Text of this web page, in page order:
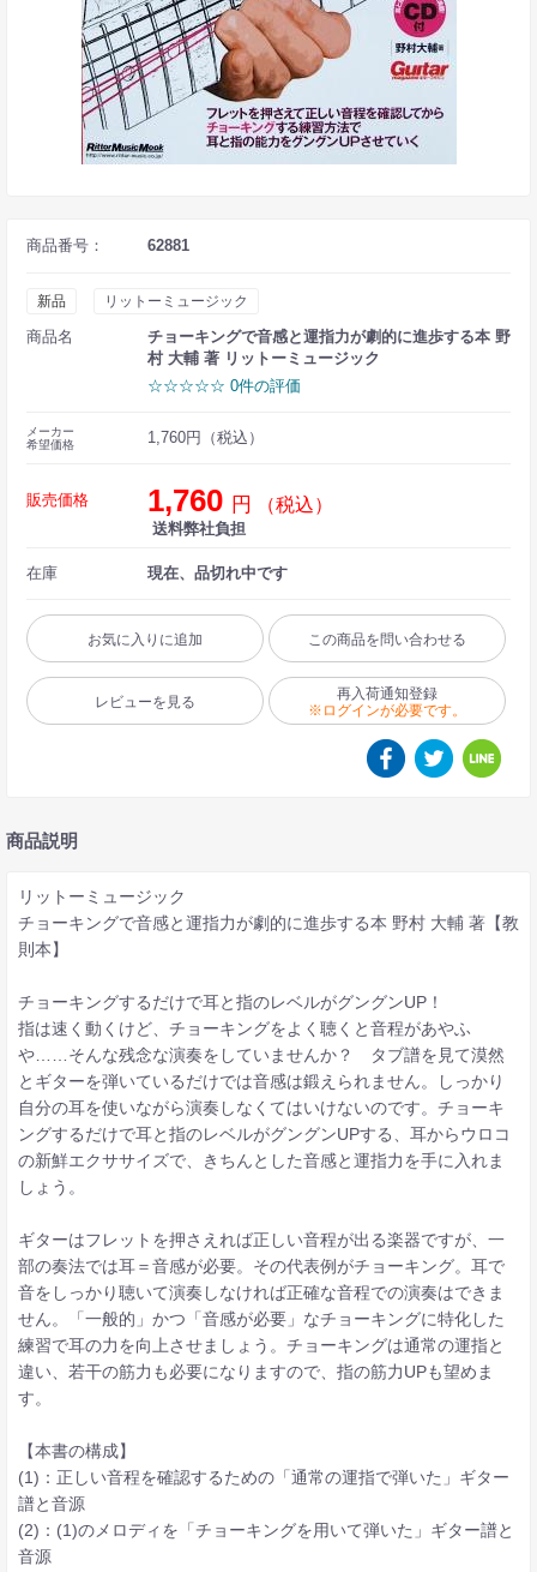
商品番号： 62881
新品 リットーミュージック
商品名
チョーキングで音感と運指力が劇的に進歩する本 野
村 大輔 著 リットーミュージック
☆☆☆☆☆ 0件の評価
メーカー
希望価格
1,760円（税込）
販売価格 1,760 円 （税込）
送料弊社負担
在庫 現在、品切れ中です
お気に入りに追加 この商品を問い合わせる
レビューを見る
再入荷通知登録
※ログインが必要です。
商品説明
リットーミュージック
チョーキングで音感と運指力が劇的に進歩する本 野村 大輔 著【教
則本】
チョーキングするだけで耳と指のレベルがグングンUP！
指は速く動くけど、チョーキングをよく聴くと音程があやふ
や……そんな残念な演奏をしていませんか？ タブ譜を見て漠然
とギターを弾いているだけでは音感は鍛えられません。しっかり
自分の耳を使いながら演奏しなくてはいけないのです。チョーキ
ングするだけで耳と指のレベルがグングンUPする、耳からウロコ
の新鮮エクササイズで、きちんとした音感と運指力を手に入れま
しょう。
ギターはフレットを押さえれば正しい音程が出る楽器ですが、一
部の奏法では耳＝音感が必要。その代表例がチョーキング。耳で
音をしっかり聴いて演奏しなければ正確な音程での演奏はできま
せん。「一般的」かつ「音感が必要」なチョーキングに特化した
練習で耳の力を向上させましょう。チョーキングは通常の運指と
違い、若干の筋力も必要になりますので、指の筋力UPも望めま
す。
【本書の構成】
(1)：正しい音程を確認するための「通常の運指で弾いた」ギター
譜と音源
(2)：(1)のメロディを「チョーキングを用いて弾いた」ギター譜と
音源